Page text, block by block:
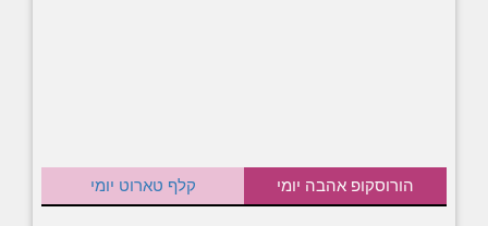
הורוסקופ אהבה יומי קלף טארוט יומי